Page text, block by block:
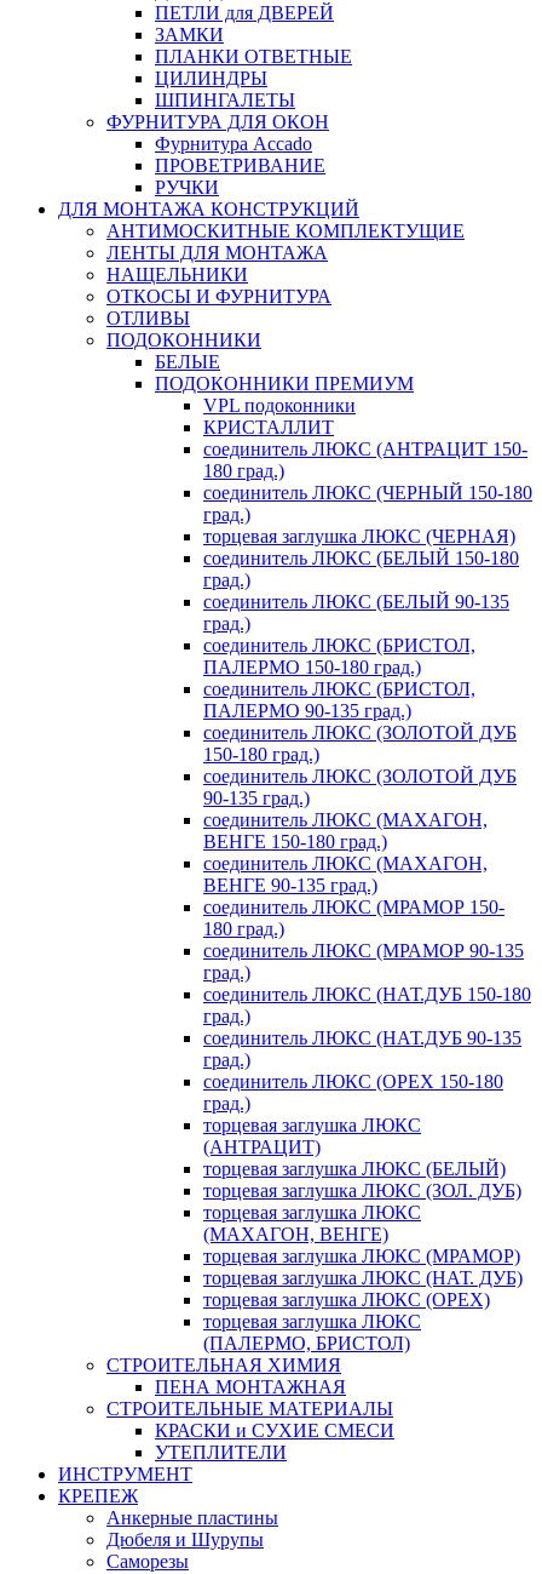
ПЕТЛИ для ДВЕРЕЙ
ЗАМКИ
ПЛАНКИ ОТВЕТНЫЕ
ЦИЛИНДРЫ
ШПИНГАЛЕТЫ
ФУРНИТУРА ДЛЯ ОКОН
Фурнитура Accado
ПРОВЕТРИВАНИЕ
РУЧКИ
ДЛЯ МОНТАЖА КОНСТРУКЦИЙ
АНТИМОСКИТНЫЕ КОМПЛЕКТУЩИЕ
ЛЕНТЫ ДЛЯ МОНТАЖА
НАЩЕЛЬНИКИ
ОТКОСЫ И ФУРНИТУРА
ОТЛИВЫ
ПОДОКОННИКИ
БЕЛЫЕ
ПОДОКОННИКИ ПРЕМИУМ
VPL подоконники
КРИСТАЛЛИТ
соединитель ЛЮКС (АНТРАЦИТ 150-
180 град.)
соединитель ЛЮКС (ЧЕРНЫЙ 150-180
град.)
торцевая заглушка ЛЮКС (ЧЕРНАЯ)
соединитель ЛЮКС (БЕЛЫЙ 150-180
град.)
соединитель ЛЮКС (БЕЛЫЙ 90-135
град.)
соединитель ЛЮКС (БРИСТОЛ,
ПАЛЕРМО 150-180 град.)
соединитель ЛЮКС (БРИСТОЛ,
ПАЛЕРМО 90-135 град.)
соединитель ЛЮКС (ЗОЛОТОЙ ДУБ
150-180 град.)
соединитель ЛЮКС (ЗОЛОТОЙ ДУБ
90-135 град.)
соединитель ЛЮКС (МАХАГОН,
ВЕНГЕ 150-180 град.)
соединитель ЛЮКС (МАХАГОН,
ВЕНГЕ 90-135 град.)
соединитель ЛЮКС (МРАМОР 150-
180 град.)
соединитель ЛЮКС (МРАМОР 90-135
град.)
соединитель ЛЮКС (НАТ.ДУБ 150-180
град.)
соединитель ЛЮКС (НАТ.ДУБ 90-135
град.)
соединитель ЛЮКС (ОРЕХ 150-180
град.)
торцевая заглушка ЛЮКС
(АНТРАЦИТ)
торцевая заглушка ЛЮКС (БЕЛЫЙ)
торцевая заглушка ЛЮКС (ЗОЛ. ДУБ)
торцевая заглушка ЛЮКС
(МАХАГОН, ВЕНГЕ)
торцевая заглушка ЛЮКС (МРАМОР)
торцевая заглушка ЛЮКС (НАТ. ДУБ)
торцевая заглушка ЛЮКС (ОРЕХ)
торцевая заглушка ЛЮКС
(ПАЛЕРМО, БРИСТОЛ)
СТРОИТЕЛЬНАЯ ХИМИЯ
ПЕНА МОНТАЖНАЯ
СТРОИТЕЛЬНЫЕ МАТЕРИАЛЫ
КРАСКИ и СУХИЕ СМЕСИ
УТЕПЛИТЕЛИ
ИНСТРУМЕНТ
КРЕПЕЖ
Анкерные пластины
Дюбеля и Шурупы
Саморезы